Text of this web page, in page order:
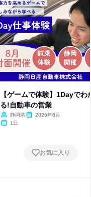
【ゲームで体験】1Dayでわ
る!自動車の営業
静岡県
2026年8月
1日
お気に入り